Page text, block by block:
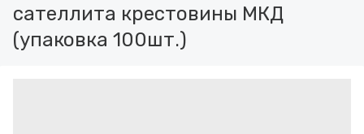
сателлита крестовины МКД
(упаковка 100шт.)